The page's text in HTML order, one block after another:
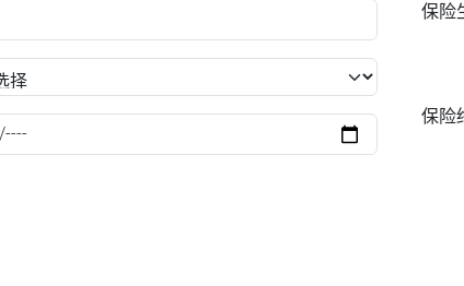
保险
保险